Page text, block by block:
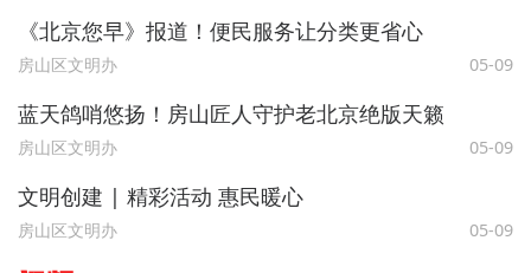
《北京您早》报道！便民服务让分类更省心
房山区文明办 05-09
蓝天鸽哨悠扬！房山匠人守护老北京绝版天籁
房山区文明办 05-09
文明创建 | 精彩活动 惠民暖心
房山区文明办 05-09